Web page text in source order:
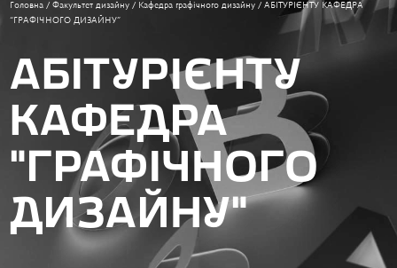
Головна / Факультет дизайну / Кафедра графічного дизайну / АБІТУРІЄНТУ КАФЕДРА
“ГРАФІЧНОГО ДИЗАЙНУ”
АБІТУРІЄНТУ
КАФЕДРА
“ГРАФІЧНОГО
ДИЗАЙНУ”